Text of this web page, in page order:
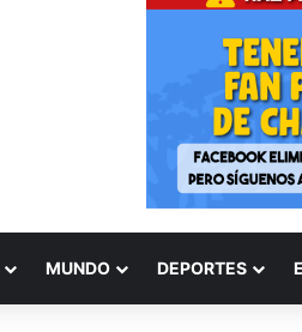
MUNDO DEPORTES